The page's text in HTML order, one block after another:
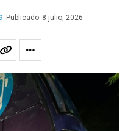
Publicado 8 julio, 2026